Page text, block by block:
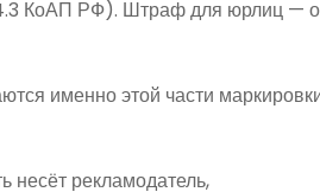
КоАП РФ). Штраф для юрлиц —
именно этой части
несёт рекламодатель,